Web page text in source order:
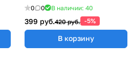
0 0 В наличии: 40
399 руб.420 руб. -5%
В корзину